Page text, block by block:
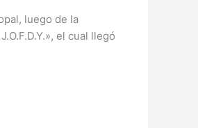
luego de la
el cual llegó